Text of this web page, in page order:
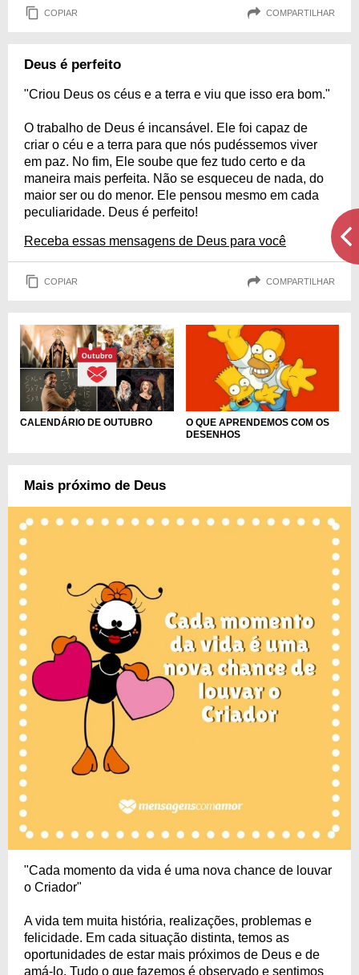
COPIAR COMPARTILHAR
Deus é perfeito
"Criou Deus os céus e a terra e viu que isso era bom."
O trabalho de Deus é incansável. Ele foi capaz de
criar o céu e a terra para que nós pudéssemos viver
em paz. No fim, Ele soube que fez tudo certo e da
maneira mais perfeita. Não se esqueceu de nada, do
maior ser ou do menor. Ele pensou mesmo em cada
peculiaridade. Deus é perfeito!
Receba essas mensagens de Deus para você
COPIAR COMPARTILHAR
CALENDÁRIO DE OUTUBRO
O QUE APRENDEMOS COM OS
DESENHOS
Mais próximo de Deus
"Cada momento da vida é uma nova chance de louvar
o Criador"
A vida tem muita história, realizações, problemas e
felicidade. Em cada situação distinta, temos as
oportunidades de estar mais próximos de Deus e de
amá-lo. Tudo o que fazemos é observado e sentimos